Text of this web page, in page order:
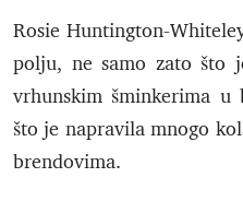
Rosie Huntington-
polju, ne samo zato što
vrhunskim šminkerima u
što je napravila mnogo
brendovima.